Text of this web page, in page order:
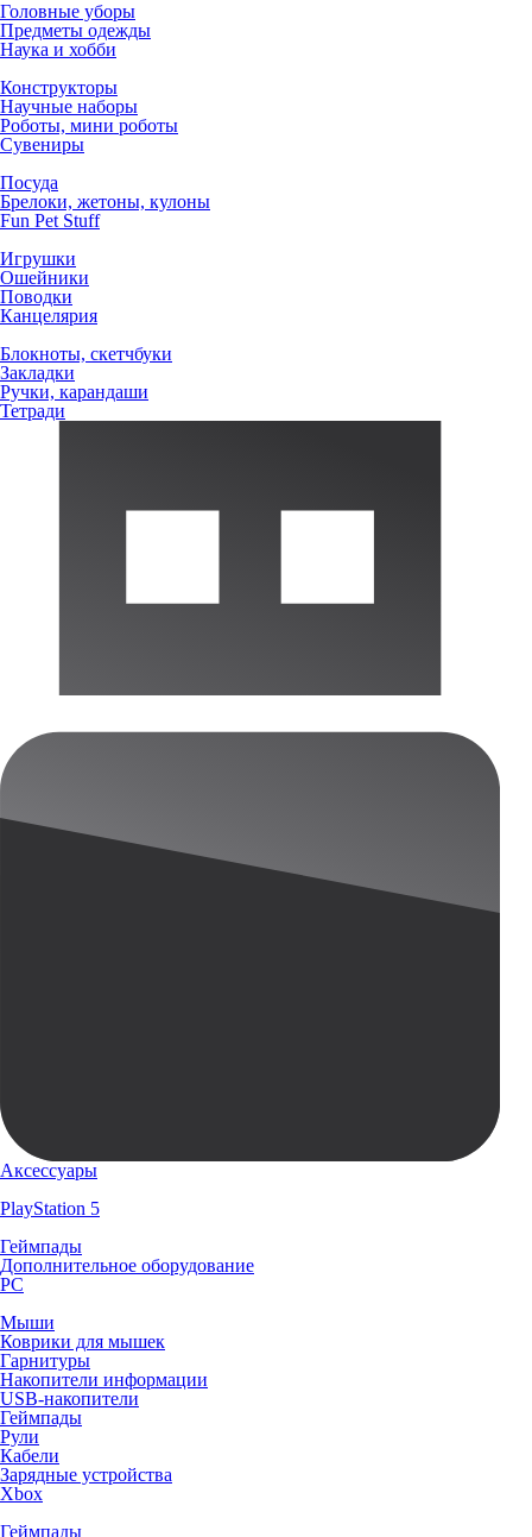
Головные уборы
Предметы одежды
Наука и хобби
Конструкторы
Научные наборы
Роботы, мини роботы
Сувениры
Посуда
Брелоки, жетоны, кулоны
Fun Pet Stuff
Игрушки
Ошейники
Поводки
Канцелярия
Блокноты, скетчбуки
Закладки
Ручки, карандаши
Тетради
Аксессуары
PlayStation 5
Геймпады
Дополнительное оборудование
PC
Мыши
Коврики для мышек
Гарнитуры
Накопители информации
USB-накопители
Геймпады
Рули
Кабели
Зарядные устройства
Xbox
Геймпады